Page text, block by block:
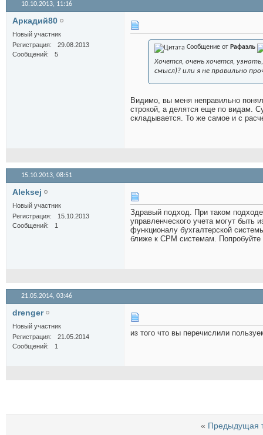
10.10.2013, 11:16
Аркадий80
Новый участник
Регистрация
29.08.2013
Сообщений
5
Сообщение от Рафаэль
Хочется, очень хочется,
смысл)? или я не правильно
Видимо, вы меня неправильно
строкой, а делятся еще по видам.
складывается. То же самое и с
15.10.2013, 08:51
Aleksej
Новый участник
Регистрация
15.10.2013
Сообщений
1
Здравый подход. При таком
управленческого учета могут быть
функционалу бухгалтерской
ближе к CPM системам.
21.05.2014, 03:46
drenger
Новый участник
Регистрация
21.05.2014
Сообщений
1
из того что вы перечислили
« Предыдущая